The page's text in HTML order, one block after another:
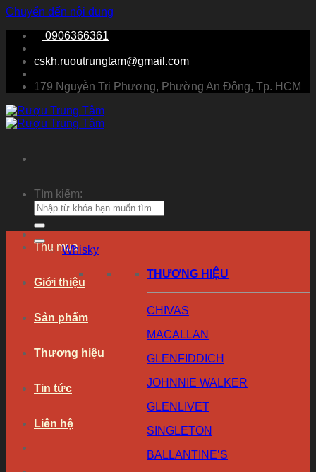
Chuyển đến nội dung
0906366361
cskh.ruoutrungtam@gmail.com
179 Nguyễn Tri Phương, Phường An Đông, Tp. HCM
Tìm kiếm:
Thu mua
Giới thiệu
Sản phẩm
Thương hiệu
Tin tức
Liên hệ
Whisky
THƯƠNG HIỆU
CHIVAS
MACALLAN
GLENFIDDICH
JOHNNIE WALKER
GLENLIVET
SINGLETON
BALLANTINE’S